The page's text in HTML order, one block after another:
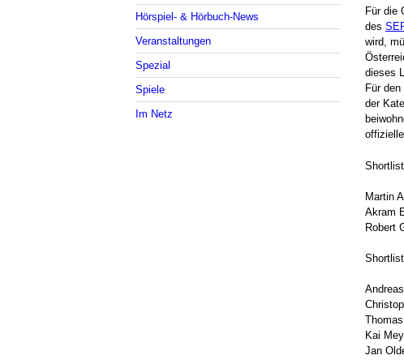
Hörspiel- & Hörbuch-News
Veranstaltungen
Spezial
Spiele
Im Netz
Für die
des
wird,
dieses
Für
der
Martin
Akram
Robert
Kai
Jan